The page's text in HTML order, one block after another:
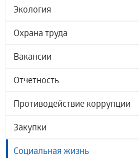
Экология
Охрана труда
Вакансии
Отчетность
Противодействие коррупции
Закупки
Социальная жизнь